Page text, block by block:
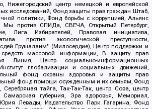
Нижегородский центр немецкой и европейской
исследований, Фонд защиты прав граждан Штаб,
политики, Фонд борьбы с коррупцией, Альянс
против СПИДа, СВЕЧА, Открытый Петербург,
Лига Избирателей, Правовая инициатива,
против экологической преступности,
Ерушалаим" (Милосердие), Центр поддержки и
средств массовой информации, В защиту прав
Линия, Центр социально-информационных
глобализации и социальных движений,
фонд охраны здоровья и защиты прав
фонд помощи осужденным и их семьям, Фонд
тайга, Так-Так-Так, центр Сова, центр
губерния, Эра здоровья, Мемориал,
Левады, Издательство Парк Гагарина, Фонд